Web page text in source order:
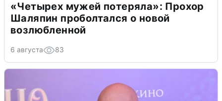
«Четырех мужей потеряла»: Прохор
Шаляпин проболтался о новой
возлюбленной
6 августа 83